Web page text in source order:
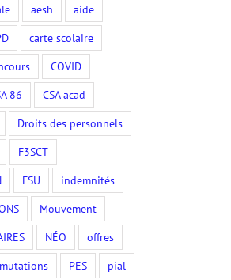
aesh
aide
carte scolaire
COVID
86
CSA acad
Droits des personnels
F3SCT
FSU
indemnités
Mouvement
NÉO
offres
PES
pial